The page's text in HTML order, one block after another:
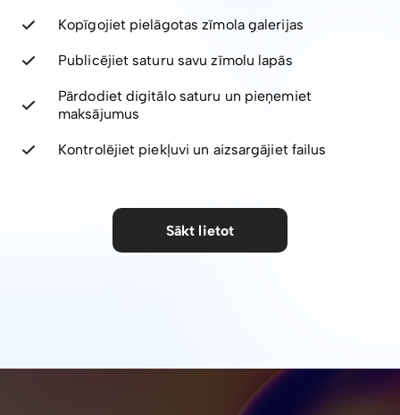
Kopīgojiet pielāgotas zīmola galerijas
Publicējiet saturu savu zīmolu lapās
Pārdodiet digitālo saturu un pieņemiet
maksājumus
Kontrolējiet piekļuvi un aizsargājiet failus
Sākt lietot